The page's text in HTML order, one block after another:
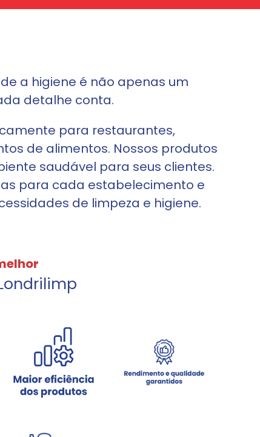
a higiene é não apenas um
detalhe conta.
para restaurantes,
de alimentos. Nossos produtos
saudável para seus clientes.
para cada estabelecimento e
de limpeza e higiene.